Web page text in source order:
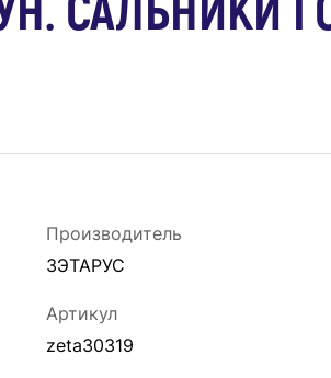
САЛЬНИКИ
Производитель
ЗЭТАРУС
Артикул
zeta30319